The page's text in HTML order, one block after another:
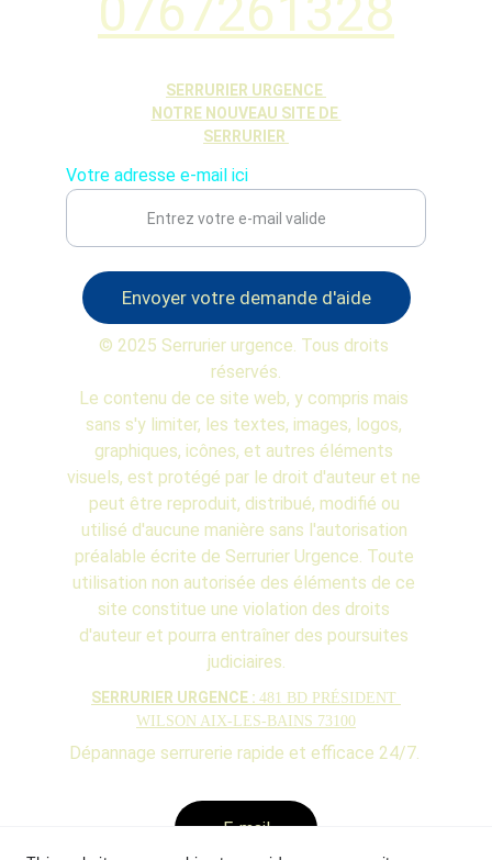
Dépannage serrurerie rapide et efficace 24/7.
SERRURIER URGENCE : 481 BD PRÉSIDENT
WILSON AIX-LES-BAINS 73100
SERRURIER URGENCE
NOTRE NOUVEAU SITE DE
SERRURIER
0767261328
Votre adresse e-mail ici
Envoyer votre demande d'aide
© 2025 Serrurier urgence. Tous droits
réservés.
Le contenu de ce site web, y compris mais
sans s'y limiter, les textes, images, logos,
graphiques, icônes, et autres éléments
visuels, est protégé par le droit d'auteur et ne
peut être reproduit, distribué, modifié ou
utilisé d'aucune manière sans l'autorisation
préalable écrite de Serrurier Urgence. Toute
utilisation non autorisée des éléments de ce
site constitue une violation des droits
d'auteur et pourra entraîner des poursuites
judiciaires.
E-mail